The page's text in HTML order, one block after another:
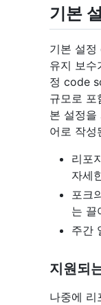
기본
기본 설
유지 보수
정 code
규모로 포
본 설정을
어로 작성
리포
자세
포크
는 끌
주간
지원되
나중에 리